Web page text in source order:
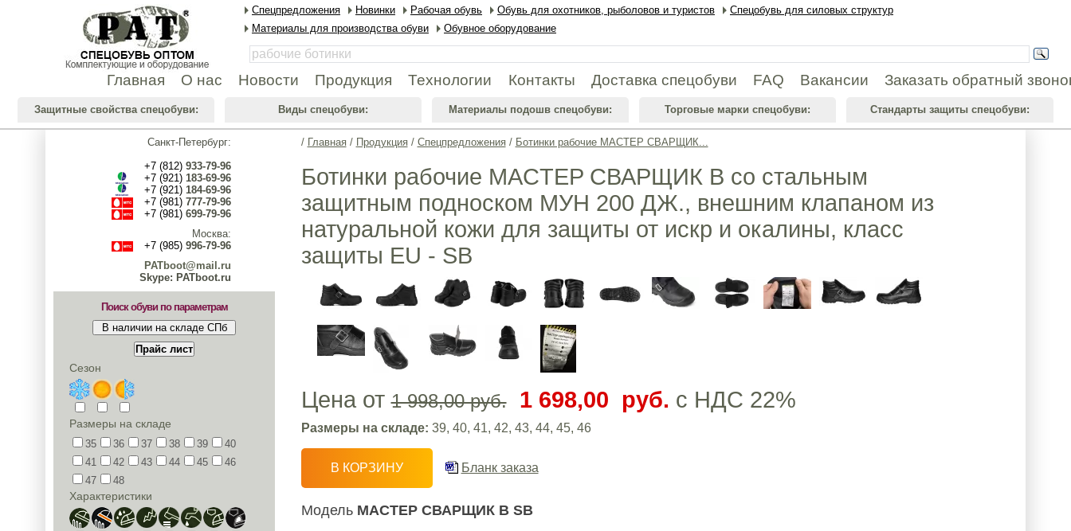
Санкт-Петербург:
+7 (812)933-79-96
+7 (921)183-69-96
+7 (921)184-69-96
+7 (981)777-79-96
+7 (981)699-79-96
Москва:
+7 (985)996-79-96
PATboot@mail.ru
Skype: PATboot.ru
Поиск обуви по параметрам
Сезон
Размеры на складе
35 36 37 38 39
40
41
42 43 44 45
46
47
48
Характеристики
/ Главная/ Продукция/ Спецпредложения/ Ботинки рабочие MACTEP СВАРЩИК...
Ботинки рабочие MACTEP СВАРЩИК B со стальным
защитным подноском МУН 200 ДЖ., внешним клапаном из
натуральной кожи для защиты от искр и окалины, класс
защиты EU - SB
Цена от1 998,00 руб. 1 698,00 руб. с НДС 22%
Размеры на складе: 39, 40, 41, 42, 43, 44, 45, 46
В КОРЗИНУ Бланк заказа
Модель МАСТЕР СВАРЩИК B SB
Спецпредложения Новинки Рабочая обувь Обувь для охотников, рыболовов и туристов
Спецобувь для силовых структур
Материалы для производства обуви
Обувное оборудование
Главная О нас Новости Продукция Технологии Контакты Доставка спецобуви FAQ Вакансии Заказать обратный
Защитные свойства спецобуви: Виды спецобуви: Материалы подошв спецобуви: Торговые марки спецобуви: Стандарты защиты спецобуви: